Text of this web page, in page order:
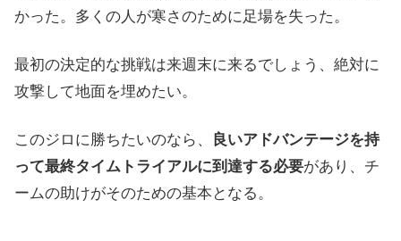
かった。多くの人が寒さのために足場を失った。
最初の決定的な挑戦は来週末に来るでしょう、絶対に
攻撃して地面を埋めたい。
このジロに勝ちたいのなら、
良いアドバンテージを持
って最終タイムトライアルに到達する必要があり、チ
ームの助けがそのための基本となる。